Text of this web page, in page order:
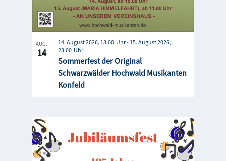
AUG.
14
Sommerfest der Original
Schwarzwälder Hochwald Musikanten
Konfeld
14. August 2026, 18:00 - 15. August 2026,
23:00